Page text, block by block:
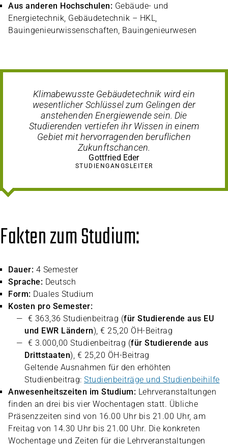
Aus anderen Hochschulen: Gebäude- und
Energietechnik, Gebäudetechnik – HKL,
Bauingenieurwissenschaften, Bauingenieurwesen
Klimabewusste Gebäudetechnik wird ein
wesentlicher Schlüssel zum Gelingen der
anstehenden Energiewende sein. Die
Studierenden vertiefen ihr Wissen in einem
Gebiet mit hervorragenden beruflichen
Zukunftschancen.
Gottfried Eder
STUDIENGANGSLEITER
Fakten zum Studium:
Dauer: 4 Semester
Sprache: Deutsch
Form: Duales Studium
Kosten pro Semester:
€ 363,36 Studienbeitrag (für Studierende aus EU
und EWR Ländern), € 25,20 ÖH-Beitrag
€ 3.000,00 Studienbeitrag (für Studierende aus
Drittstaaten), € 25,20 ÖH-Beitrag
Geltende Ausnahmen für den erhöhten
Studienbeitrag: Studienbeiträge und Studienbeihilfe
Anwesenheitszeiten im Studium: Lehrveranstaltungen
finden an drei bis vier Wochentagen statt. Übliche
Präsenzzeiten sind von 16.00 Uhr bis 21.00 Uhr, am
Freitag von 14.30 Uhr bis 21.00 Uhr. Die konkreten
Wochentage und Zeiten für die Lehrveranstaltungen